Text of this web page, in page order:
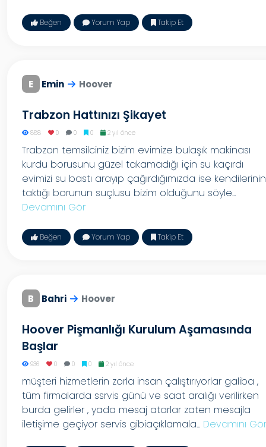
Beğen Yorum Yap Takip Et
E Emin Hoover
Trabzon Hattınızı Şikayet
888 0 0 0 2 yıl önce
Trabzon temsilciniz bizim evimize bulaşık makinası
kurdu borusunu güzel takamadığı için su kaçırdı
evimizi su bastı arayıp çağırdığımızda ise kendilerinin
taktığı borunun suçlusu bizim olduğunu söyle...
Devamını Gör
Beğen Yorum Yap Takip Et
B Bahri Hoover
Hoover Pişmanlığı Kurulum Aşamasında
Başlar
936 0 0 0 2 yıl önce
müşteri hizmetlerin zorla insan çalıştırıyorlar galiba ,
tüm firmalarda ssrvis günü ve saat aralığı verilirken
burda gelirler , yada mesaj atarlar zaten mesajla
iletişime geçiyor servis gibiaçıklamala... Devamını Gör